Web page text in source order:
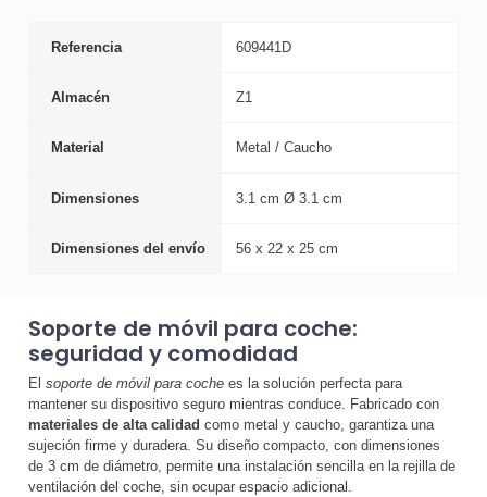
Referencia 609441D
Almacén Z1
Material Metal / Caucho
Dimensiones 3.1 cm Ø 3.1 cm
Dimensiones del envío 56 x 22 x 25 cm
Soporte de móvil para coche:
seguridad y comodidad
El soporte de móvil para coche es la solución perfecta para
mantener su dispositivo seguro mientras conduce. Fabricado con
materiales de alta calidad como metal y caucho, garantiza una
sujeción firme y duradera. Su diseño compacto, con dimensiones
de 3 cm de diámetro, permite una instalación sencilla en la rejilla de
ventilación del coche, sin ocupar espacio adicional.